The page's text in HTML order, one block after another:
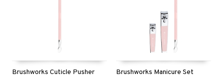
Brushworks Cuticle Pusher Brushworks Manicure Set